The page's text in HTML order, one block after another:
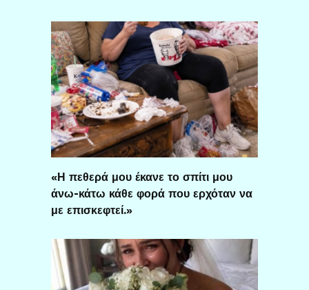
«Η πεθερά μου έκανε το σπίτι μου
άνω-κάτω κάθε φορά που ερχόταν να
με επισκεφτεί.»